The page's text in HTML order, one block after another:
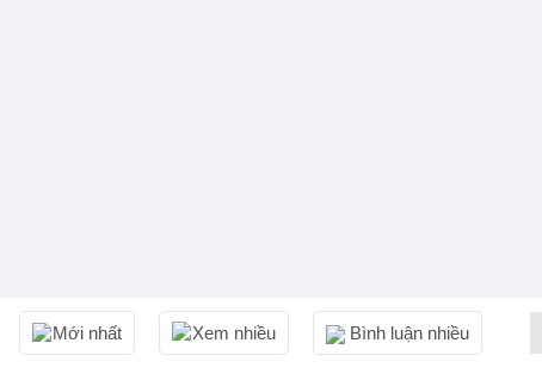
Mới nhất Xem nhiều Bình luận nhiều